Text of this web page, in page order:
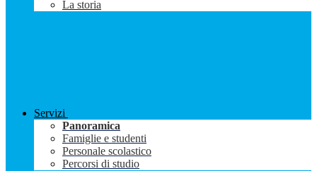
La storia
Servizi
Panoramica
Famiglie e studenti
Personale scolastico
Percorsi di studio